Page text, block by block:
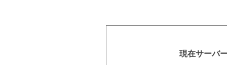
現在サーバ